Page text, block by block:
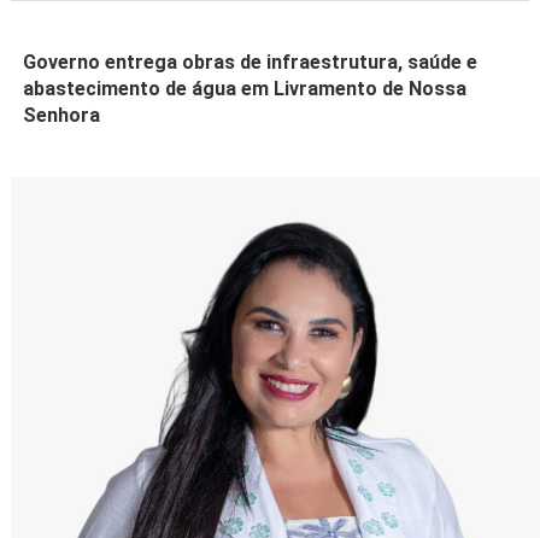
Governo entrega obras de infraestrutura, saúde e
abastecimento de água em Livramento de Nossa
Senhora